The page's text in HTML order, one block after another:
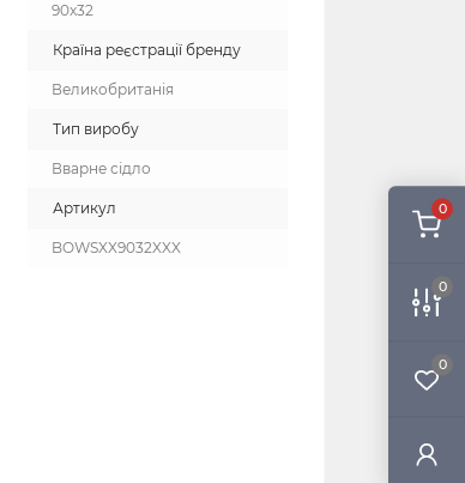
0
0
0
90x32
Країна реєстрації бренду
Великобританія
Тип виробу
Вварне сідло
Артикул
BOWSXX9032XXX